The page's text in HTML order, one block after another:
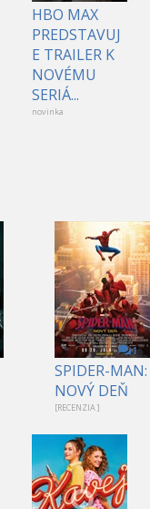
HBO MAX
PREDSTAVUJ
E TRAILER K
NOVÉMU
SERIÁ...
novinka
1
SPIDER-MAN:
NOVÝ DEŇ
[RECENZIA ]